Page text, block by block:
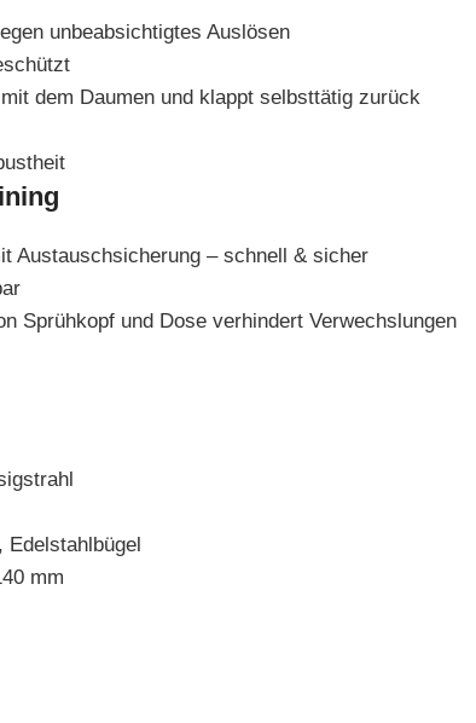
unbeabsichtigtes Auslösen
dem Daumen und klappt selbsttätig zurück
Austauschsicherung – schnell & sicher
Sprühkopf und Dose verhindert Verwechslungen
Edelstahlbügel
mm